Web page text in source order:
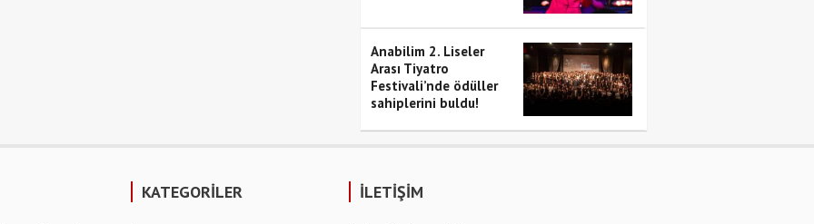
Anabilim 2. Liseler
Arası Tiyatro
Festivali’nde ödüller
sahiplerini buldu!
KATEGORİLER İLETİŞİM